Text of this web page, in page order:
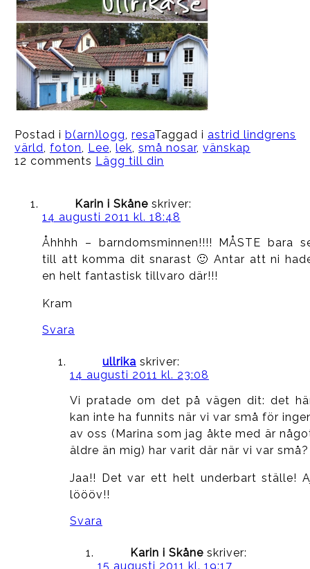
Postad i b(arn)logg, resaTaggad i astrid lindgrens
värld, foton, Lee, lek, små nosar, vänskap
12 comments Lägg till din
Karin i Skåne skriver:
14 augusti 2011 kl. 18:48
Åhhhh – barndomsminnen!!!! MÅSTE bara
till att komma dit snarast 🙂 Antar att ni
en helt fantastisk tillvaro där!!!
Kram
Svara
ullrika skriver:
14 augusti 2011 kl. 23:08
Vi pratade om det på vägen dit: det
kan inte ha funnits när vi var små för
av oss (Marina som jag åkte med är
äldre än mig) har varit där när vi var små?
Jaa!! Det var ett helt underbart ställe!
löööv!!
Svara
Karin i Skåne skriver:
15 augusti 2011 kl. 19:17